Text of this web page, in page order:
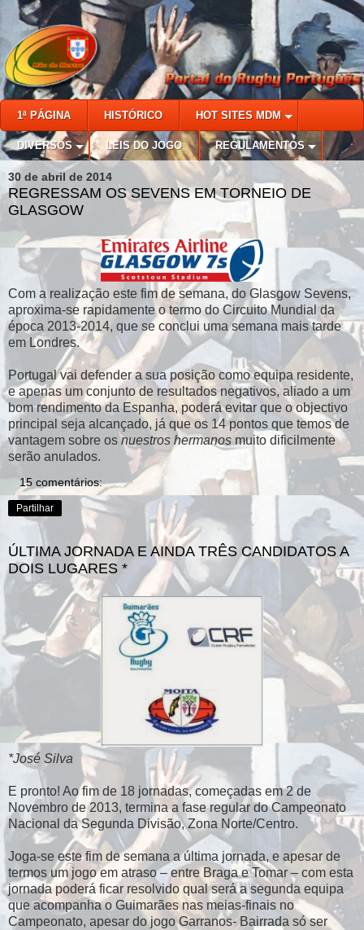
1ª PÁGINA HISTÓRICO HOT SITES MDM
DIVERSOS LEIS DO JOGO REGULAMENTOS
30 de abril de 2014
REGRESSAM OS SEVENS EM TORNEIO DE
GLASGOW
Com a realização este fim de semana, do Glasgow Sevens,
aproxima-se rapidamente o termo do Circuito Mundial da
época 2013-2014, que se conclui uma semana mais tarde
em Londres.
Portugal vai defender a sua posição como equipa residente,
e apenas um conjunto de resultados negativos, aliado a um
bom rendimento da Espanha, poderá evitar que o objectivo
principal seja alcançado, já que os 14 pontos que temos de
vantagem sobre osnuestros hermanosmuito dificilmente
serão anulados.
15 comentários:
Partilhar
ÚLTIMA JORNADA E AINDA TRÊS CANDIDATOS A
DOIS LUGARES *
*José Silva
E pronto! Ao fim de 18 jornadas, começadas em 2 de
Novembro de 2013, termina a fase regular do Campeonato
Nacional da Segunda Divisão, Zona Norte/Centro.
Joga-se este fim de semana a última jornada, e apesar de
termos um jogo em atraso – entre Braga e Tomar – com esta
jornada poderá ficar resolvido qual será a segunda equipa
que acompanha o Guimarães nas meias-finais no
Campeonato, apesar do jogo Garranos- Bairrada só ser